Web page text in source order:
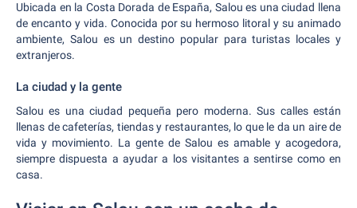
Ubicada en la Costa Dorada de España, Salou es una ciudad llena
de encanto y vida. Conocida por su hermoso litoral y su animado
ambiente, Salou es un destino popular para turistas locales y
extranjeros.
La ciudad y la gente
Salou es una ciudad pequeña pero moderna. Sus calles están
llenas de cafeterías, tiendas y restaurantes, lo que le da un aire de
vida y movimiento. La gente de Salou es amable y acogedora,
siempre dispuesta a ayudar a los visitantes a sentirse como en
casa.